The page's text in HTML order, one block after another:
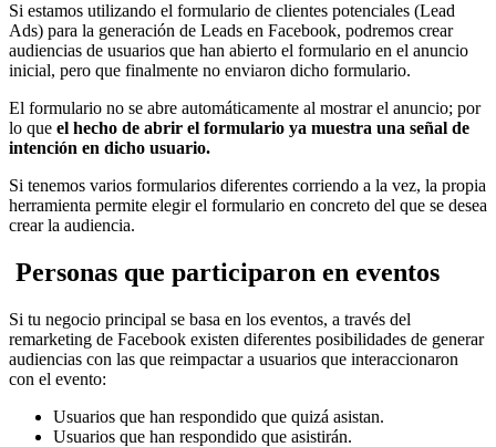
Si estamos utilizando el formulario de clientes potenciales (Lead
Ads) para la generación de Leads en Facebook, podremos crear
audiencias de usuarios que han abierto el formulario en el anuncio
inicial, pero que finalmente no enviaron dicho formulario.
El formulario no se abre automáticamente al mostrar el anuncio; por
lo que el hecho de abrir el formulario ya muestra una señal de
intención en dicho usuario.
Si tenemos varios formularios diferentes corriendo a la vez, la propia
herramienta permite elegir el formulario en concreto del que se desea
crear la audiencia.
Personas que participaron en eventos
Si tu negocio principal se basa en los eventos, a través del
remarketing de Facebook existen diferentes posibilidades de generar
audiencias con las que reimpactar a usuarios que interaccionaron
con el evento:
Usuarios que han respondido que quizá asistan.
Usuarios que han respondido que asistirán.